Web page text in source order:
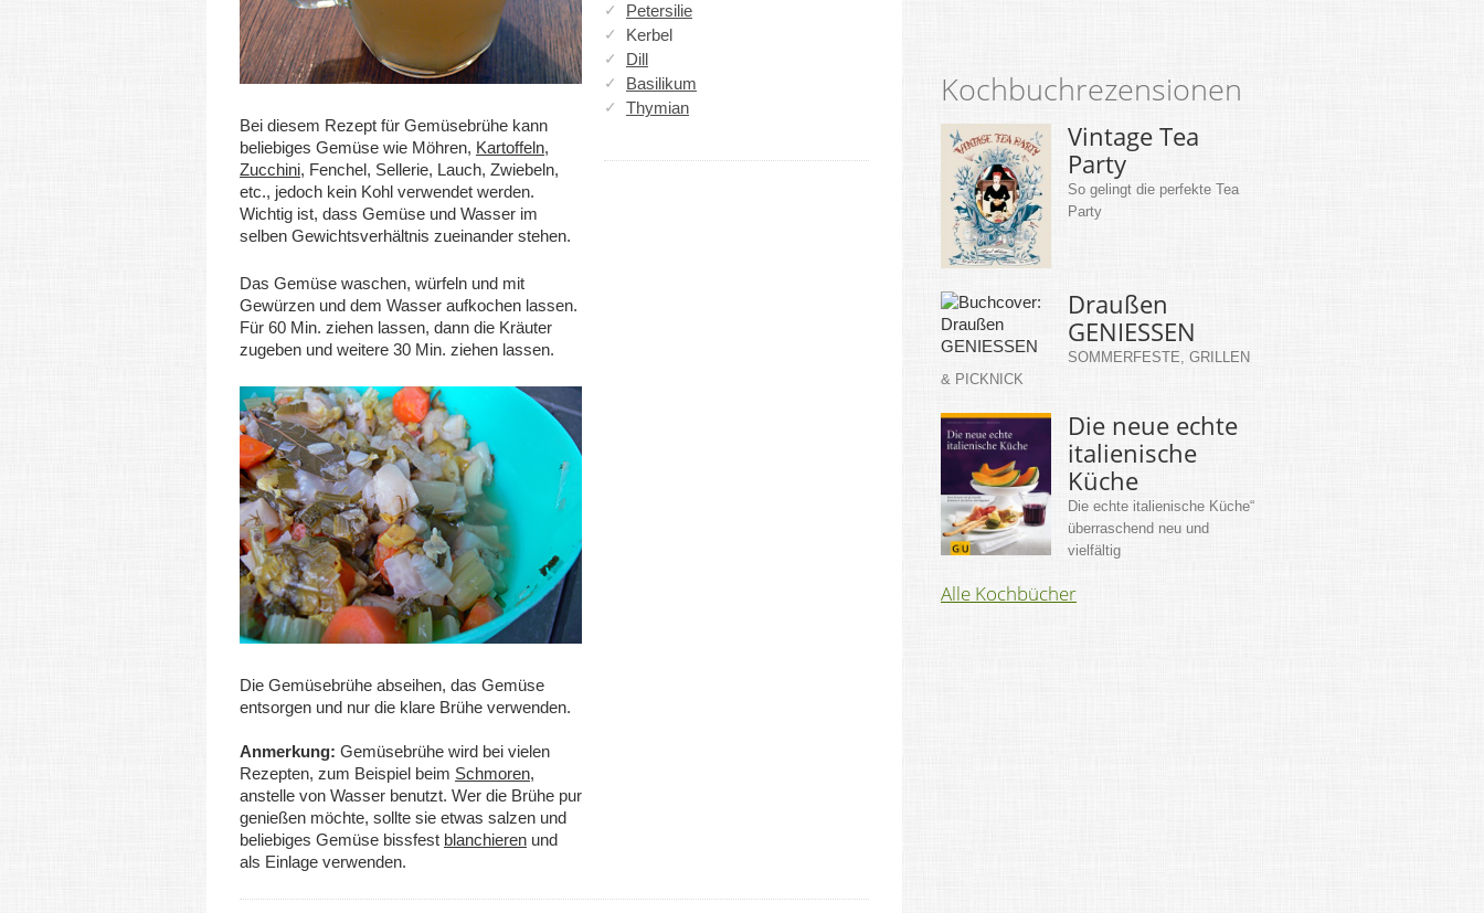
Petersilie
Kerbel
Dill
Basilikum
Thymian
Bei diesem Rezept für Gemüsebrühe kann
beliebiges Gemüse wie Möhren, Kartoffeln,
Zucchini, Fenchel, Sellerie, Lauch, Zwiebeln,
etc., jedoch kein Kohl verwendet werden.
Wichtig ist, dass Gemüse und Wasser im
selben Gewichtsverhältnis zueinander stehen.
Das Gemüse waschen, würfeln und mit
Gewürzen und dem Wasser aufkochen lassen.
Für 60 Min. ziehen lassen, dann die Kräuter
zugeben und weitere 30 Min. ziehen lassen.
Die Gemüsebrühe abseihen, das Gemüse
entsorgen und nur die klare Brühe verwenden.
Anmerkung: Gemüsebrühe wird bei vielen
Rezepten, zum Beispiel beim Schmoren,
anstelle von Wasser benutzt. Wer die Brühe pur
genießen möchte, sollte sie etwas salzen und
beliebiges Gemüse bissfest blanchieren und
als Einlage verwenden.
Kochbuchrezensionen
Vintage Tea
Party
So gelingt die perfekte Tea
Party
Draußen
GENIESSEN
SOMMERFESTE, GRILLEN
& PICKNICK
Die neue echte
italienische
Küche
Die echte italienische Küche“
überraschend neu und
vielfältig
Alle Kochbücher